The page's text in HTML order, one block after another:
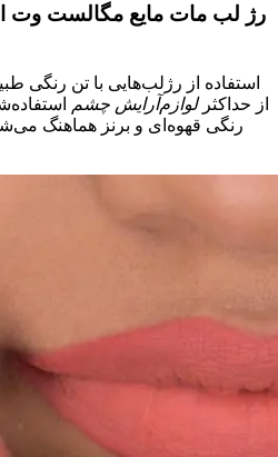
استفاده از رژلب‌هایی با تن رنگی
از حداکثرلوازم‌آرایش چشم
رنگی قهوه‌ای و برنز هماهنگ